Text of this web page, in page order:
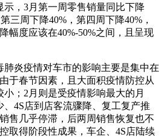
，3月第一周零售销量同比下降
三周下降40%，第四周下降40%，
幅度应该在40%-50%之间，且呈现
肺炎疫情对车市的影响主要是集中在
于春节因素，且大面积疫情防控从
；2月则是受疫情影响最大的月
4S店到店客流骤降、复工复产推
售几乎停滞，后两周销售恢复也不
取得阶段性成果，车企、4S店陆续